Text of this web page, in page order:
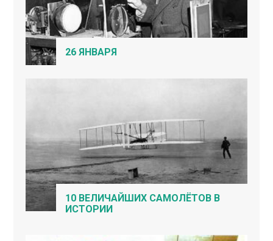
26 ЯНВАРЯ
10 ВЕЛИЧАЙШИХ САМОЛЁТОВ В
ИСТОРИИ